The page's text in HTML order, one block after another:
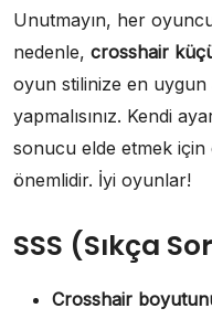
Unutmayın, her
nedenle, crosshair
oyun stilinize en uygun
yapmalısınız. Kendi
sonucu elde etmek için
önemlidir. İyi oyunlar!
SSS (Sıkça
Crosshair